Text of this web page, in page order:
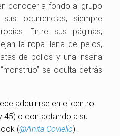
conocer a fondo al grupo
ocurrencias; siempre
Entre sus páginas,
la ropa llena de pelos,
de pollos y una insana
se oculta detrás
adquirirse en el centro
45) o contactando a su
(@Anita Coviello).